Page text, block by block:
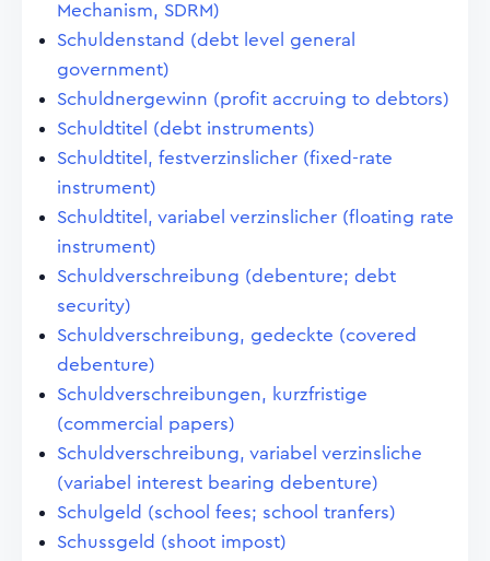
Mechanism, SDRM)
Schuldenstand (debt level general
government)
Schuldnergewinn (profit accruing to debtors)
Schuldtitel (debt instruments)
Schuldtitel, festverzinslicher (fixed-rate
instrument)
Schuldtitel, variabel verzinslicher (floating rate
instrument)
Schuldverschreibung (debenture; debt
security)
Schuldverschreibung, gedeckte (covered
debenture)
Schuldverschreibungen, kurzfristige
(commercial papers)
Schuldverschreibung, variabel verzinsliche
(variabel interest bearing debenture)
Schulgeld (school fees; school tranfers)
Schussgeld (shoot impost)